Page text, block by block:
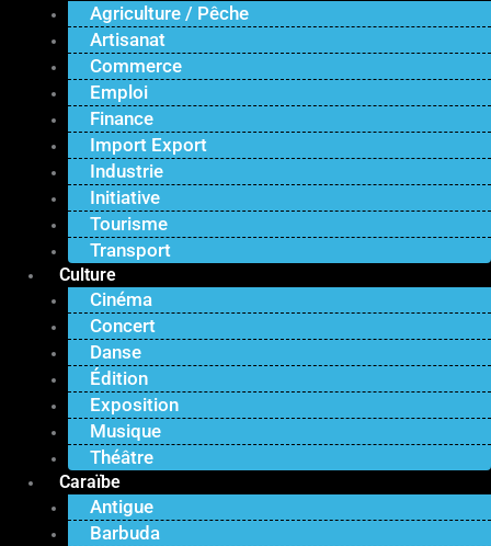
Agriculture / Pêche
Artisanat
Commerce
Emploi
Finance
Import Export
Industrie
Initiative
Tourisme
Transport
Culture
Cinéma
Concert
Danse
Édition
Exposition
Musique
Théâtre
Caraïbe
Antigue
Barbuda